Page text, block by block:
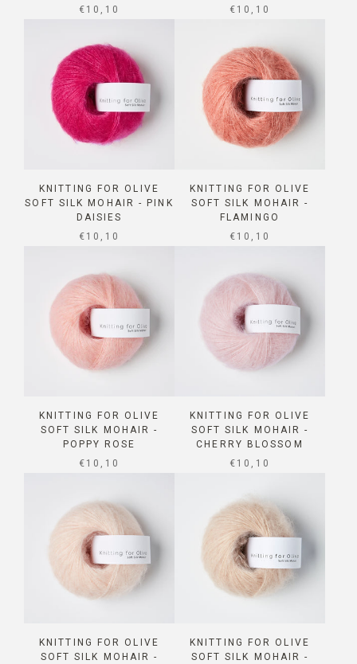
SALE PRICE
€10,10
SALE PRICE
€10,10
KNITTING FOR OLIVE
SOFT SILK MOHAIR - PINK
DAISIES
SALE PRICE
€10,10
KNITTING FOR OLIVE
SOFT SILK MOHAIR -
FLAMINGO
SALE PRICE
€10,10
KNITTING FOR OLIVE
SOFT SILK MOHAIR -
POPPY ROSE
SALE PRICE
€10,10
KNITTING FOR OLIVE
SOFT SILK MOHAIR -
CHERRY BLOSSOM
SALE PRICE
€10,10
KNITTING FOR OLIVE
SOFT SILK MOHAIR -
KNITTING FOR OLIVE
SOFT SILK MOHAIR -